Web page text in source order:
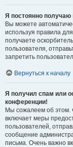
Я постоянно
Вы можете
используя правила
получаете
пользователя,
запретить
Вернуться к началу
Я получил спам или
конференции!
Мы сожалеем об этом.
включает меры
пользователей,
сообщение
письма. Очень важно